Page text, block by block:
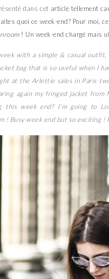
dans cet article tellement
quoi ce week-end? Pour moi,
! Un week-end chargé mais
with a simple & casual
bag that is so useful when I
at the Arlettie sales in Paris
again my fringed jacket
this week end? I’m going to
! Busy week end but so exciting !